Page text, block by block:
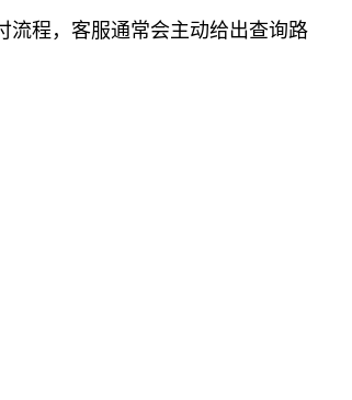
流程，客服通常会主动给出查询路